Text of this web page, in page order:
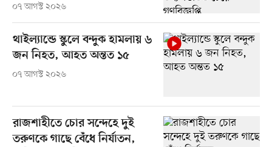
০৭ আগস্ট ২০২৬
থাইল্যান্ডে স্কুলে বন্দুক হামলায় ৬
জন নিহত, আহত অন্তত ১৫
০৭ আগস্ট ২০২৬
রাজশাহীতে চোর সন্দেহে দুই
তরুণকে গাছে বেঁধে নির্যাতন,